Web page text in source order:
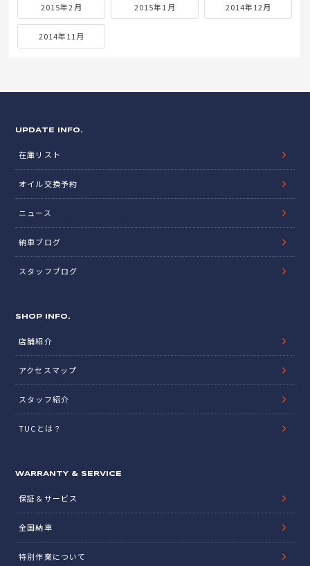
2015年2月 2015年1月 2014年12月
2014年11月
UPDATE INFO.
在庫リスト
オイル交換予約
ニュース
納車ブログ
スタッフブログ
SHOP INFO.
店舗紹介
アクセスマップ
スタッフ紹介
TUCとは？
WARRANTY & SERVICE
保証＆サービス
全国納車
特別作業について